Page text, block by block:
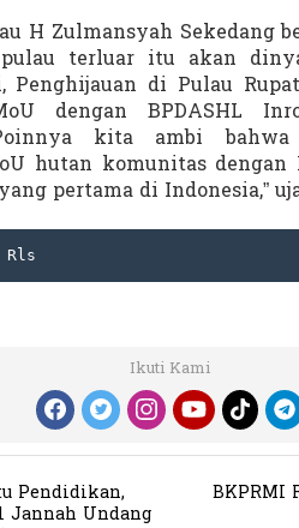
H Zulmansyah Sekedang
pulau terluar itu akan
Penghijauan di Pulau
dengan BPDASHL
kita ambi bahwa
hutan komunitas dengan
pertama di Indonesia,”
Rls
Ikuti Kami
Pendidikan,
Jannah Undang
BKPRMI
Pemuda dalam
Sukarela Internasional
di Nanjing
VIDEO | 18 Januari 2024